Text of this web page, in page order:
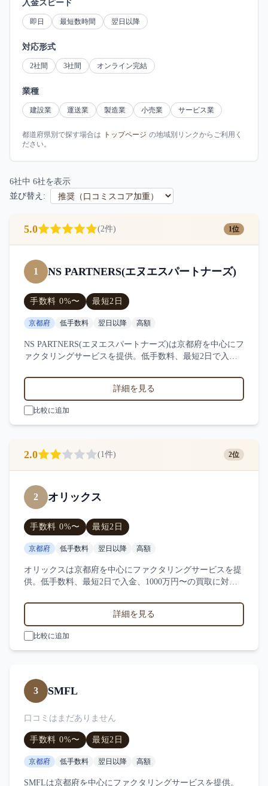
入金スピード
即日 最短数時間 翌日以降
対応形式
2社間 3社間 オンライン完結
業種
建設業 運送業 製造業 小売業 サービス業
都道府県別で探す場合は トップページ の地域別リンクからご利用く
ださい。
6社中 6社を表示
並び替え:
5.0 (2件) 1位
1 NS PARTNERS(エヌエスパートナーズ)
手数料 0%〜 最短2日
京都府 低手数料 翌日以降 高額
NS PARTNERS(エヌエスパートナーズ)は京都府を中心にフ
ァクタリングサービスを提供。低手数料、最短2日で入
業など対応実績。2件の口コミ・評判からNS
PARTNERS(エヌエスパートナーズ)の特徴を比較できま
す。
詳細を見る
比較に追加
2.0 (1件) 2位
2 オリックス
手数料 0%〜 最短2日
京都府 低手数料 翌日以降 高額
オリックスは京都府を中心にファクタリングサービスを提
供。低手数料、最短2日で入金、1000万円〜の買取に対
コミ・評判からオリックスの特徴を比較できます。
詳細を見る
比較に追加
3 SMFL
口コミはまだありません
手数料 0%〜 最短2日
京都府 低手数料 翌日以降 高額
SMFLは京都府を中心にファクタリングサービスを提供。